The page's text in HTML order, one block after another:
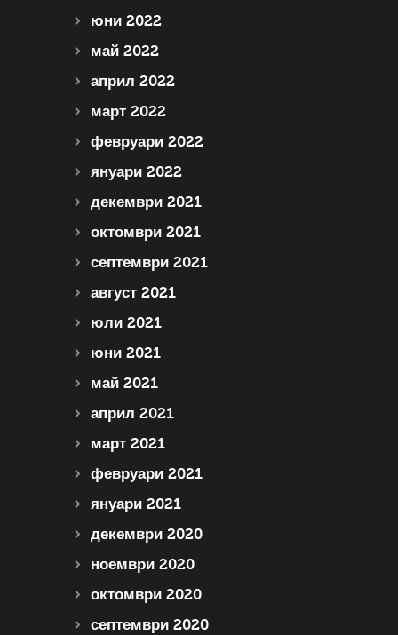
юни 2022
май 2022
април 2022
март 2022
февруари 2022
януари 2022
декември 2021
октомври 2021
септември 2021
август 2021
юли 2021
юни 2021
май 2021
април 2021
март 2021
февруари 2021
януари 2021
декември 2020
ноември 2020
октомври 2020
септември 2020